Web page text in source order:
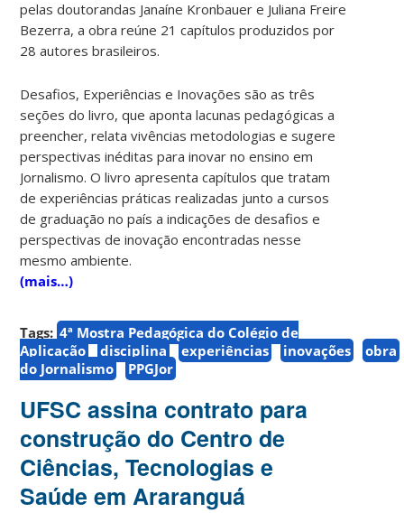
pelas doutorandas Janaíne Kronbauer e Juliana Freire
Bezerra, a obra reúne 21 capítulos produzidos por
28 autores brasileiros.
Desafios, Experiências e Inovações são as três
seções do livro, que aponta lacunas pedagógicas a
preencher, relata vivências metodologias e sugere
perspectivas inéditas para inovar no ensino em
Jornalismo. O livro apresenta capítulos que tratam
de experiências práticas realizadas junto a cursos
de graduação no país a indicações de desafios e
perspectivas de inovação encontradas nesse
mesmo ambiente.
(mais…)
Tags: 4ª Mostra Pedagógica do Colégio de
Aplicação
disciplina experiências inovações
obra
do Jornalismo
PPGJor
UFSC assina contrato para
construção do Centro de
Ciências, Tecnologias e
Saúde em Araranguá